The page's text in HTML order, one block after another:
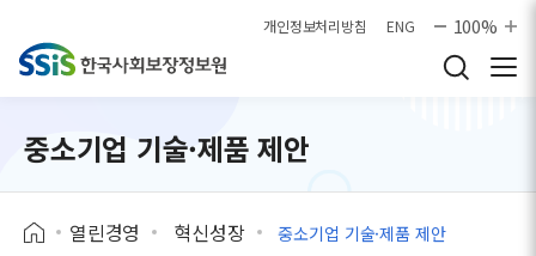
개인정보처리방침 ENG 100%
중소기업 기술·제품 제안
열린경영 혁신성장 중소기업 기술·제품 제안